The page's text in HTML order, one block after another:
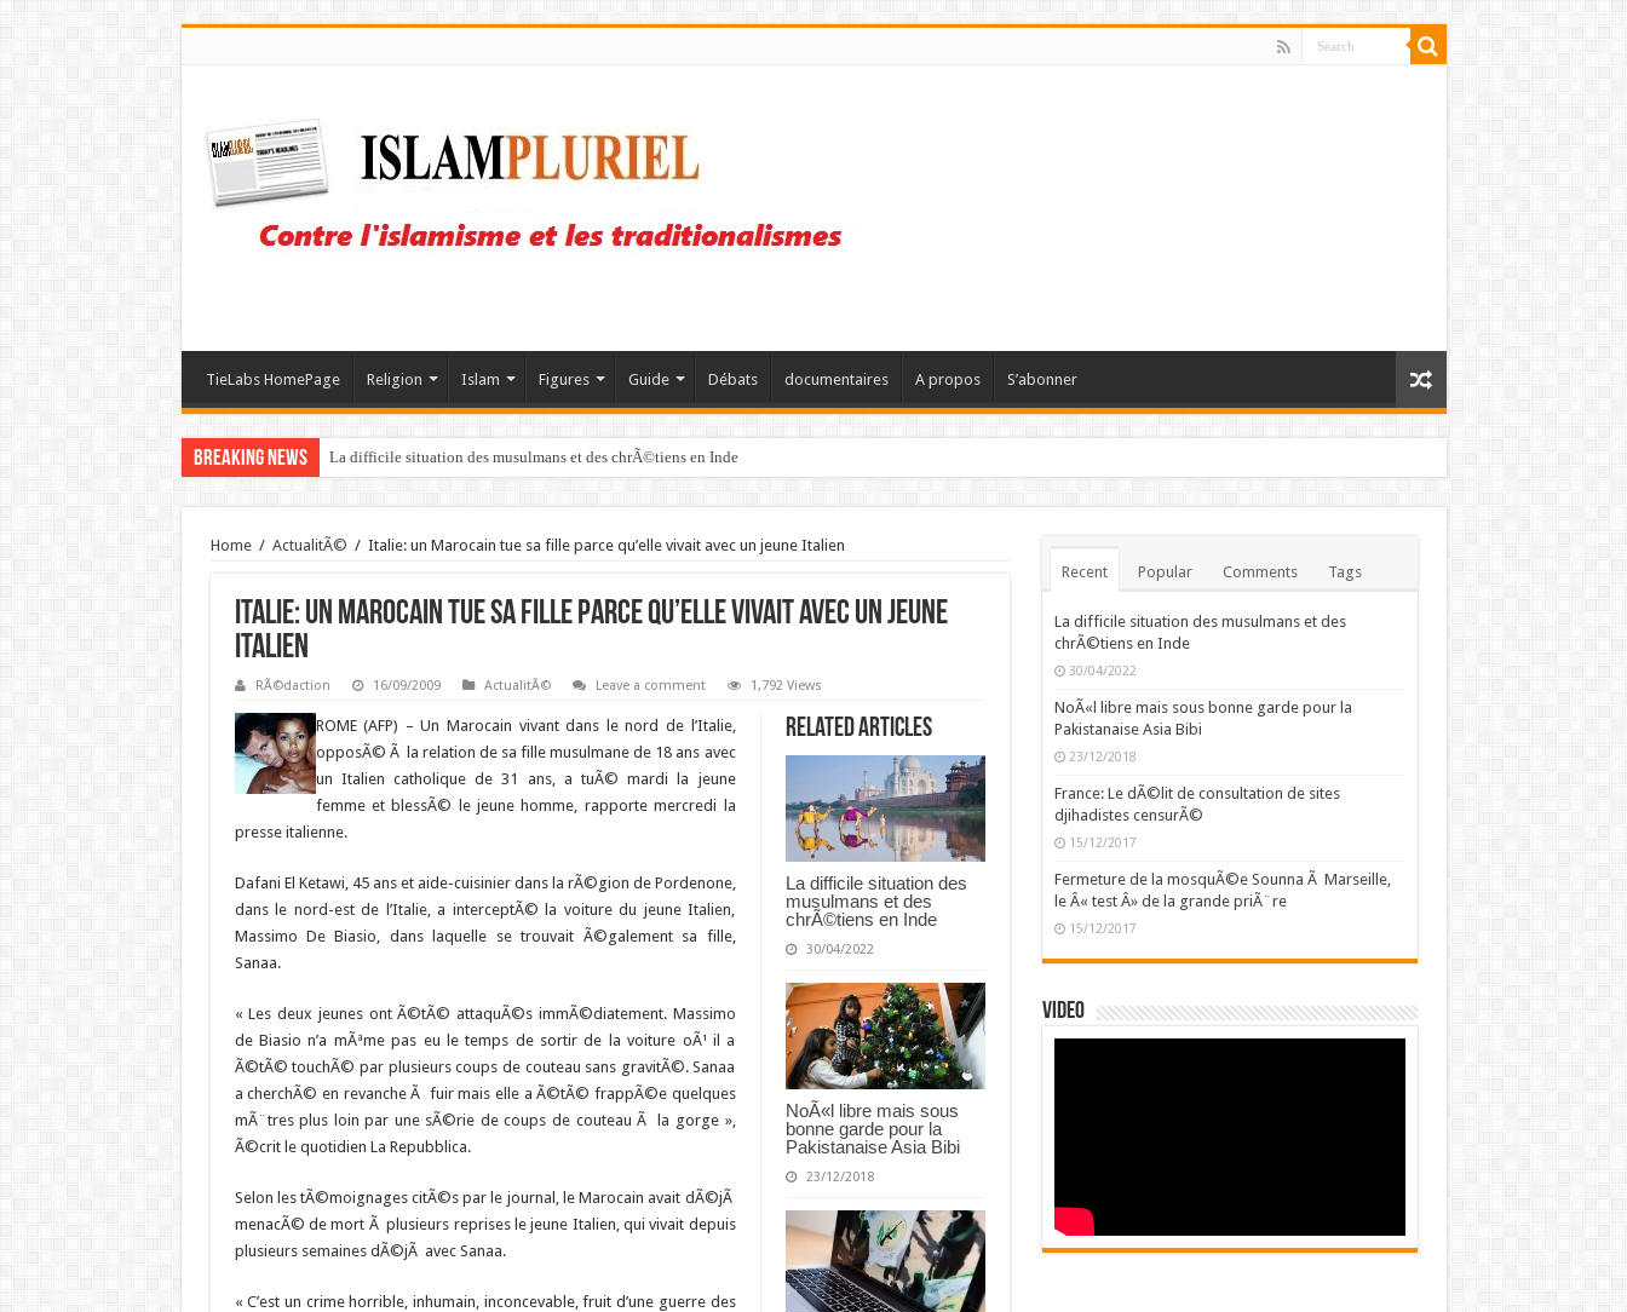
TieLabs HomePage Religion Islam Figures Guide Débats documentaires A propos S’abonner
Breaking News La difficile situation des musulmans et des chrÃ©tiens en Inde
Home / ActualitÃ© / Italie: un Marocain tue sa fille parce qu’elle vivait avec un jeune Italien
Italie: un Marocain tue sa fille parce qu’elle vivait avec un jeune
Italien
RÃ©daction 16/09/2009 ActualitÃ© Leave a comment 1,792 Views
Related Articles
La difficile situation des
musulmans et des
chrÃ©tiens en Inde
30/04/2022
NoÃ«l libre mais sous
bonne garde pour la
Pakistanaise Asia Bibi
23/12/2018
ROME (AFP) – Un Marocain vivant dans le nord de l’Italie,
opposÃ© Ã la relation de sa fille musulmane de 18 ans avec
un Italien catholique de 31 ans, a tuÃ© mardi la jeune
femme et blessÃ© le jeune homme, rapporte mercredi la
presse italienne.
Dafani El Ketawi, 45 ans et aide-cuisinier dans la rÃ©gion de Pordenone,
dans le nord-est de l’Italie, a interceptÃ© la voiture du jeune Italien,
Massimo De Biasio, dans laquelle se trouvait Ã©galement sa fille,
Sanaa.
« Les deux jeunes ont Ã©tÃ© attaquÃ©s immÃ©diatement. Massimo
de Biasio n’a mÃªme pas eu le temps de sortir de la voiture oÃ¹ il a
Ã©tÃ© touchÃ© par plusieurs coups de couteau sans gravitÃ©. Sanaa
a cherchÃ© en revanche Ã fuir mais elle a Ã©tÃ© frappÃ©e quelques
mÃ¨tres plus loin par une sÃ©rie de coups de couteau Ã la gorge »,
Ã©crit le quotidien La Repubblica.
Selon les tÃ©moignages citÃ©s par le journal, le Marocain avait dÃ©jÃ
menacÃ© de mort Ã plusieurs reprises le jeune Italien, qui vivait depuis
plusieurs semaines dÃ©jÃ avec Sanaa.
« C’est un crime horrible, inhumain, inconcevable, fruit d’une guerre des
Recent Popular Comments Tags
La difficile situation des musulmans et des
chrÃ©tiens en Inde
30/04/2022
NoÃ«l libre mais sous bonne garde pour la
Pakistanaise Asia Bibi
23/12/2018
France: Le dÃ©lit de consultation de sites
djihadistes censurÃ©
15/12/2017
Fermeture de la mosquÃ©e Sounna Ã Marseille,
le Â« test Â» de la grande priÃ¨re
15/12/2017
Video